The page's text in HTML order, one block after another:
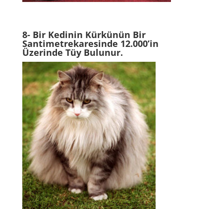
8- Bir Kedinin Kürkünün Bir
Santimetrekaresinde 12.000’in
Üzerinde Tüy Bulunur.